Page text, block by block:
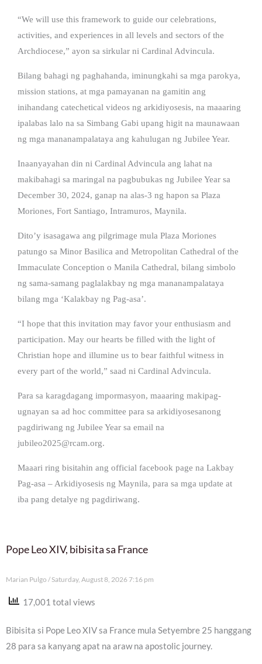
“We will use this framework to guide our celebrations,
activities, and experiences in all levels and sectors of the
Archdiocese,” ayon sa sirkular ni Cardinal Advincula.
Bilang bahagi ng paghahanda, iminungkahi sa mga parokya,
mission stations, at mga pamayanan na gamitin ang
inihandang catechetical videos ng arkidiyosesis, na maaaring
ipalabas lalo na sa Simbang Gabi upang higit na maunawaan
ng mga mananampalataya ang kahulugan ng Jubilee Year.
Inaanyayahan din ni Cardinal Advincula ang lahat na
makibahagi sa maringal na pagbubukas ng Jubilee Year sa
December 30, 2024, ganap na alas-3 ng hapon sa Plaza
Moriones, Fort Santiago, Intramuros, Maynila.
Dito’y isasagawa ang pilgrimage mula Plaza Moriones
patungo sa Minor Basilica and Metropolitan Cathedral of the
Immaculate Conception o Manila Cathedral, bilang simbolo
ng sama-samang paglalakbay ng mga mananampalataya
bilang mga ‘Kalakbay ng Pag-asa’.
“I hope that this invitation may favor your enthusiasm and
participation. May our hearts be filled with the light of
Christian hope and illumine us to bear faithful witness in
every part of the world,” saad ni Cardinal Advincula.
Para sa karagdagang impormasyon, maaaring makipag-
ugnayan sa ad hoc committee para sa arkidiyosesanong
pagdiriwang ng Jubilee Year sa email na
jubileo2025@rcam.org.
Maaari ring bisitahin ang official facebook page na Lakbay
Pag-asa – Arkidiyosesis ng Maynila, para sa mga update at
iba pang detalye ng pagdiriwang.
Pope Leo XIV, bibisita sa France
Marian Pulgo Saturday, August 8, 2026 7:16 pm
17,001 total views
Bibisita si Pope Leo XIV sa France mula Setyembre 25 hanggang
28 para sa kanyang apat na araw na apostolic journey.